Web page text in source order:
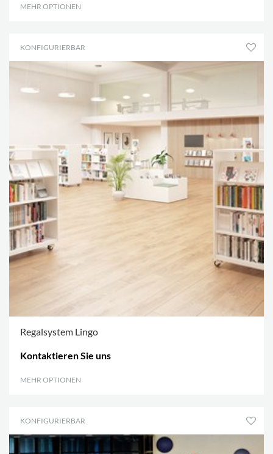
MEHR OPTIONEN
KONFIGURIERBAR
Regalsystem Lingo
Kontaktieren Sie uns
MEHR OPTIONEN
KONFIGURIERBAR